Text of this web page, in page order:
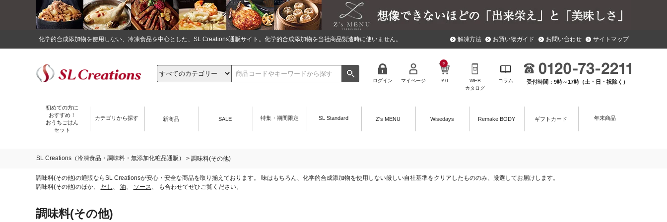
化学的合成添加物を使用しない、冷凍食品を中心とした、SL Creations通販サイト。化学的合成添加物を当社商品製造時に使いません。 解凍方法 お買い物ガイド お問い合わせ サイトマップ
受付時間：9時～17時（土・日・祝除く）
ログイン マイページ ￥0
0
WEB
カタログ
コラム
初めての方に
おすすめ！
おうちごはん
セット
カテゴリから探す 新商品 SALE 特集・期間限定 SL Standard Z's MENU Wisedays Remake BODY ギフトカード 年末商品
SL Creations（冷凍食品・調味料・無添加化粧品通販） > 調味料(その他)
調味料(その他)の通販ならSL Creationsが安心・安全な商品を取り揃えております。 味はもちろん、化学的合成添加物を使用しない厳しい自社基準をクリアしたもののみ、厳選してお届けします。
調味料(その他)のほか、 だし 、 油、 ソース、 も合わせてぜひご覧ください。
調味料(その他)